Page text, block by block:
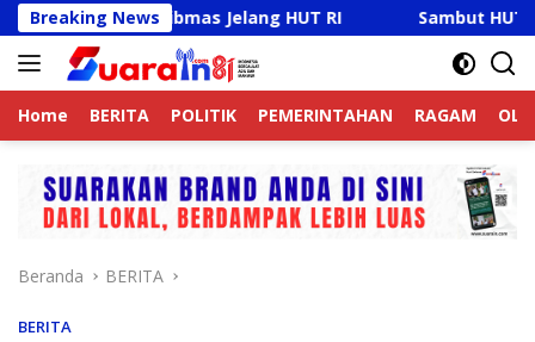
Langsung
ke
konten
Breaking NewsJelang HUT RI Sambut HUT RI Ke-81,
Home BERITA POLITIK PEMERINTAHAN RAGAM
Beranda BERITA
BERITA